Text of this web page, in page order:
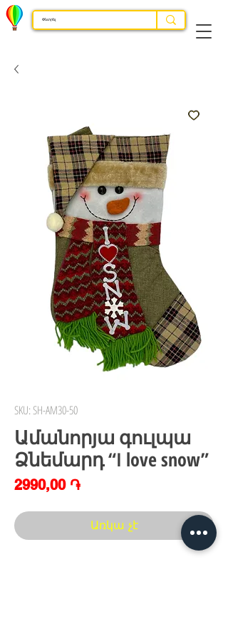
SKU: SH-AM30-50
Ամանորյա գուլպա
Ձնեմարդ “I love snow”
2990,00 ֏Price
Առկա չէ